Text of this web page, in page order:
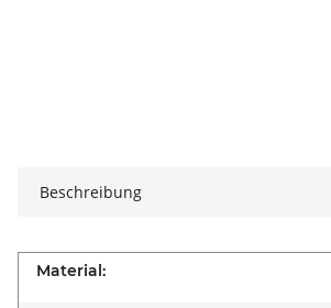
Beschreibung
Material: